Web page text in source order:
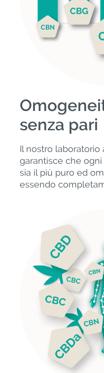
senza pari
Il nostro laboratorio
garantisce che ogni
sia il più puro ed
essendo